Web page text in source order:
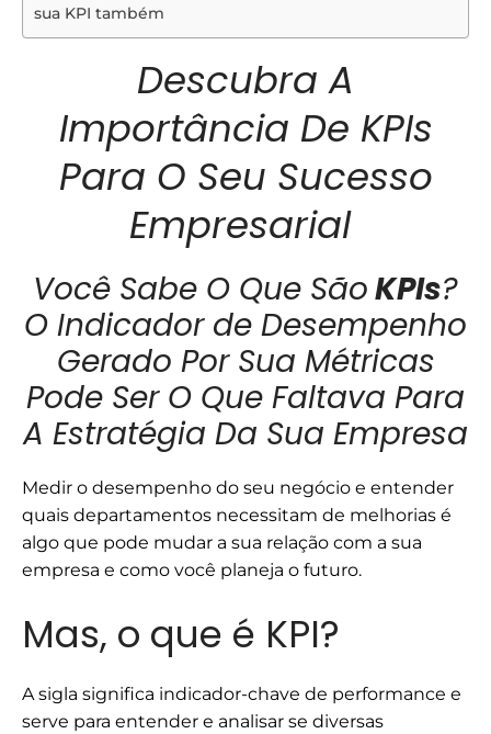
sua KPI também
Descubra A
Importância De KPIs
Para O Seu Sucesso
Empresarial
Você Sabe O Que SãoKPIs?
O Indicador de Desempenho
Gerado Por Sua Métricas
Pode Ser O Que Faltava Para
A Estratégia Da Sua Empresa
Medir o desempenho do seu negócio e entender
quais departamentos necessitam de melhorias é
algo que pode mudar a sua relação com a sua
empresa e como você planeja o futuro.
Mas, o que é KPI?
A sigla significa indicador-chave de performance e
serve para entender e analisar se diversas